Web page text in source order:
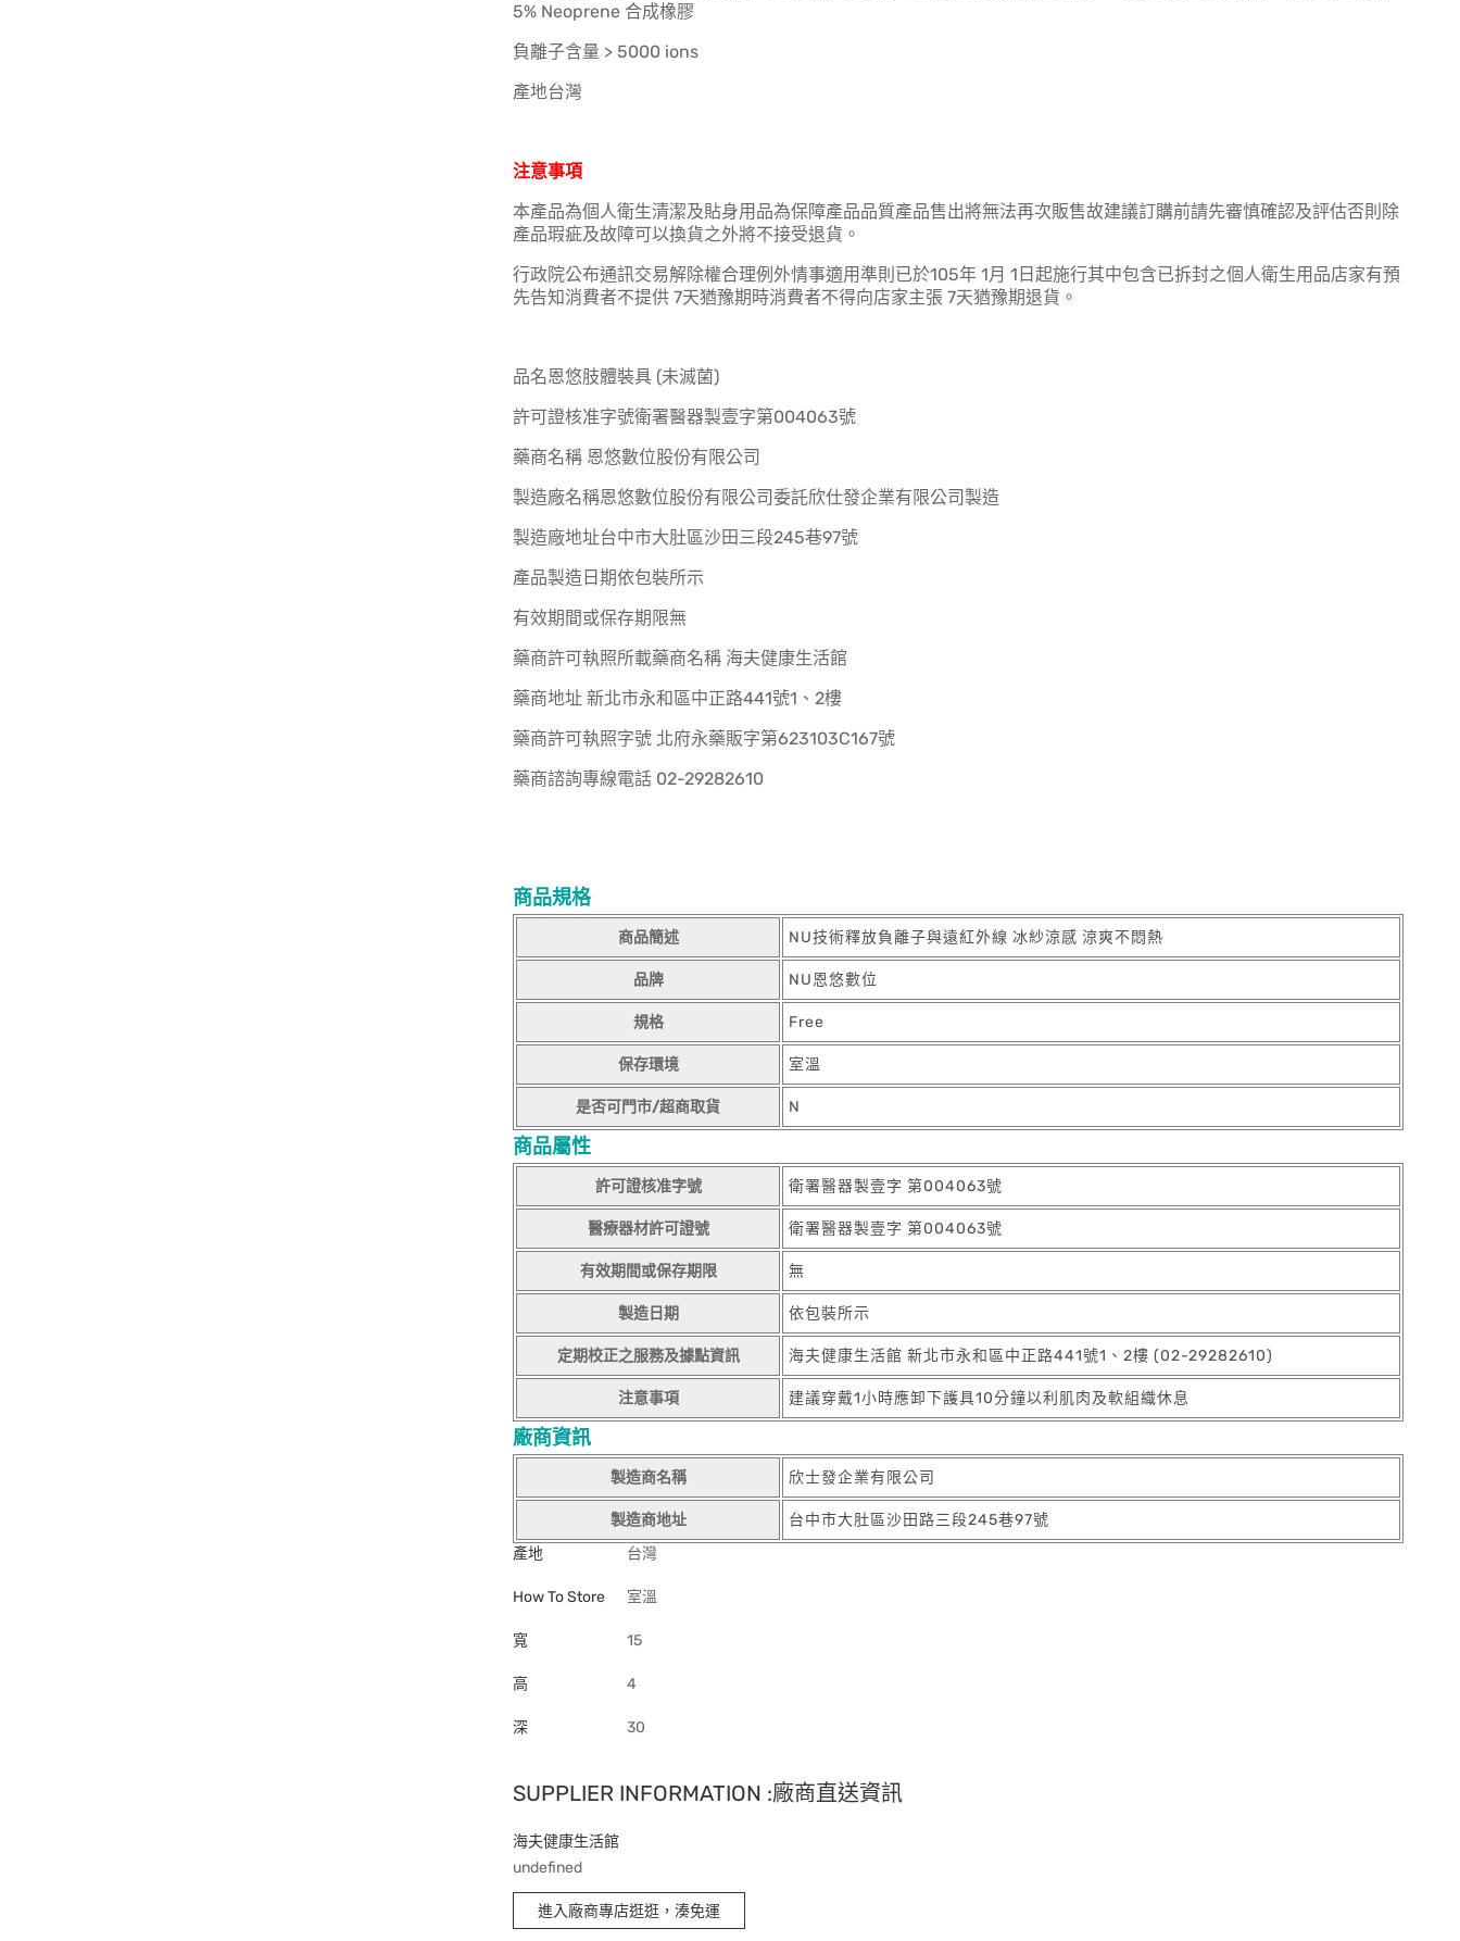
5% Neoprene 合成橡膠
負離子含量 > 5000 ions
產地台灣
注意事項
本產品為個人衛生清潔及貼身用品為保障產品品質產品售出將無法再次販售故建議訂購前請先審慎確認及評估否則除
產品瑕疵及故障可以換貨之外將不接受退貨。
行政院公布通訊交易解除權合理例外情事適用準則已於105年 1月 1日起施行其中包含已拆封之個人衛生用品店家有預
先告知消費者不提供 7天猶豫期時消費者不得向店家主張 7天猶豫期退貨。
品名恩悠肢體裝具 (未滅菌)
許可證核准字號衛署醫器製壹字第004063號
藥商名稱 恩悠數位股份有限公司
製造廠名稱恩悠數位股份有限公司委託欣仕發企業有限公司製造
製造廠地址台中市大肚區沙田三段245巷97號
產品製造日期依包裝所示
有效期間或保存期限無
藥商許可執照所載藥商名稱 海夫健康生活館
藥商地址 新北市永和區中正路441號1、2樓
藥商許可執照字號 北府永藥販字第623103C167號
藥商諮詢專線電話 02-29282610
商品規格
商品簡述 NU技術釋放負離子與遠紅外線 冰紗涼感 涼爽不悶熱
品牌 NU恩悠數位
規格 Free
保存環境 室溫
是否可門市/超商取貨 N
商品屬性
許可證核准字號 衛署醫器製壹字 第004063號
醫療器材許可證號 衛署醫器製壹字 第004063號
有效期間或保存期限 無
製造日期 依包裝所示
定期校正之服務及據點資訊 海夫健康生活館 新北市永和區中正路441號1、2樓 (02-29282610)
注意事項 建議穿戴1小時應卸下護具10分鐘以利肌肉及軟組織休息
廠商資訊
製造商名稱 欣士發企業有限公司
製造商地址
台中市大肚區沙田路三段245巷97號
產地
台灣
How To Store 室溫
寬 15
高 4
深 30
SUPPLIER INFORMATION :廠商直送資訊
海夫健康生活館
undefined
進入廠商專店逛逛，湊免運